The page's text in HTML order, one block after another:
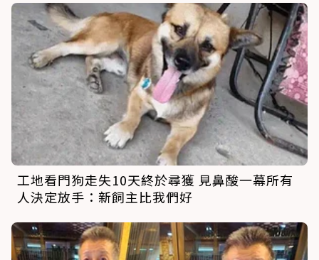
工地看門狗走失10天終於尋獲 見鼻酸一幕所有
人決定放手：新飼主比我們好